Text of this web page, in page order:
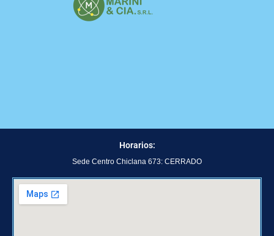
Horarios:
Sede Centro Chiclana 673: CERRADO